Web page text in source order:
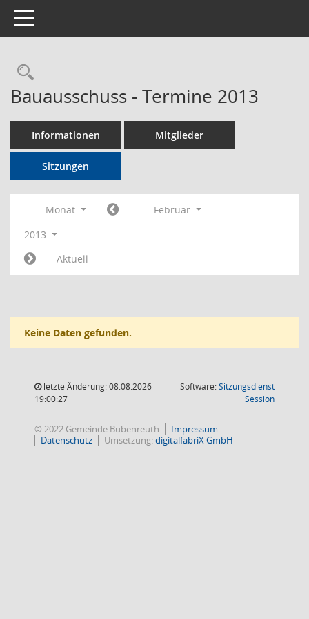
Toggle navigation
Rechercheauswahl
Bauausschuss - Termine 2013
Informationen Mitglieder
Sitzungen
Monat
Februar
2013
Aktuell
Keine Daten gefunden.
letzte Änderung: 08.08.2026
19:00:27
Software:Sitzungsdienst
Session(Wird in
© 2022 Gemeinde Bubenreuth
Impressum
Datenschutz
Umsetzung:digitalfabriX GmbH